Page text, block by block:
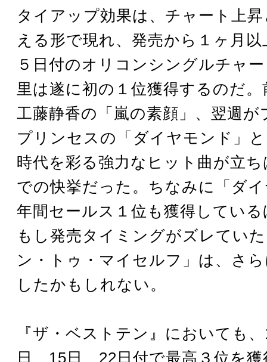
タイアップ効果は、チャート上
える形で現れ、発売から１ヶ月
５日付のオリコンシングルチャ
里は遂に初の１位獲得するのだ
工藤静香の「嵐の素顔」、翌週が
プリンセスの「ダイヤモンド」
時代を彩る強力なヒット曲が立
での快挙だった。ちなみに「ダ
年間セールス１位も獲得してい
もし発売タイミングがズレてい
ン・トゥ・マイセルフ」は、さ
したかもしれない。
『ザ・ベストテン』においても
日、15日、22日付で最高３位を